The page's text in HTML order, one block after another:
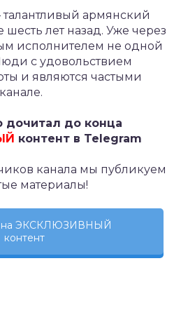
армянский
шесть лет назад. Уже через
исполнителем не одной
с удовольствием
и являются частыми
дочитал до конца
контент в Telegram
канала мы публикуем
материалы!
на ЭКСКЛЮЗИВНЫЙ
контент